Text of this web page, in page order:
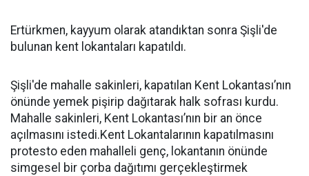
Ertürkmen, kayyum olarak atandıktan sonra Şişli'de
bulunan kent lokantaları kapatıldı.
Şişli'de mahalle sakinleri, kapatılan Kent Lokantası’nın
önünde yemek pişirip dağıtarak halk sofrası kurdu.
Mahalle sakinleri, Kent Lokantası’nın bir an önce
açılmasını istedi.Kent Lokantalarının kapatılmasını
protesto eden mahalleli genç, lokantanın önünde
simgesel bir çorba dağıtımı gerçekleştirmek